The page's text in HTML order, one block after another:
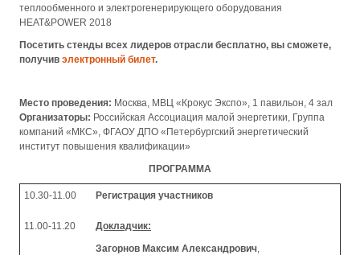
теплообменного и электрогенерирующего оборудования
HEAT&POWER 2018
Посетить стенды всех лидеров отрасли бесплатно, вы сможете,
получив электронный билет.
Место проведения: Москва, МВЦ «Крокус Экспо», 1 павильон, 4 зал
Организаторы: Российская Ассоциация малой энергетики, Группа
компаний «МКС», ФГАОУ ДПО «Петербургский энергетический
институт повышения квалификации»
ПРОГРАММА
10.30-11.00 Регистрация участников
11.00-11.20
Докладчик:
Загорнов Максим Александрович